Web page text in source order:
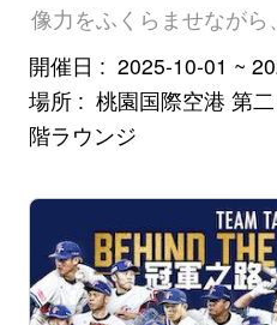
デ
ー
タ
ベ
ス
刊
行
像力をふくらませなが
開催日
2025-10-01 ~
場所
桃園国際空港 第
階ラウンジ